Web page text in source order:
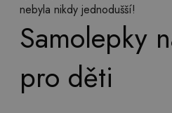
nebyla nikdy jednodušší!
Samolepky
pro děti